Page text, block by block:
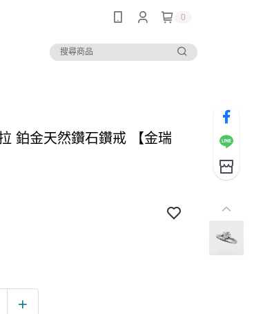
0
鉑金天然鑽石鑽戒 【金瑞